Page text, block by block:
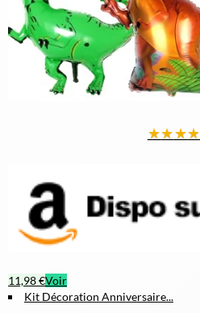
★★★★
11,98 €Voir
Kit Décoration Anniversaire...